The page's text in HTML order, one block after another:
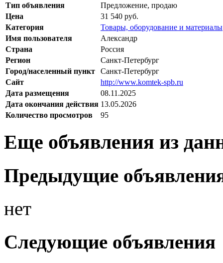
Тип объявления
Предложение, продаю
Цена
31 540 руб.
Категория
Товары, оборудование и материалы
Имя пользователя
Александр
Страна
Россия
Регион
Санкт-Петербург
Город/населенный пункт
Санкт-Петербург
Сайт
http://www.komtek-spb.ru
Дата размещения
08.11.2025
Дата окончания действия 13.05.2026
Количество просмотров
95
Еще объявления из
Предыдущие
нет
Следующие объявления